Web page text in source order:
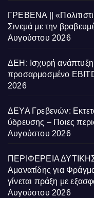
ΓΡΕΒΕΝΑ ||
Σινεμά με την
Αυγούστου 2026
ΔΕΗ: Ισχυρή ανάπτυξη
προσαρμοσμένο
2026
ΔΕΥΑ Γρεβενών:
ύδρευσης – Ποιες
Αυγούστου 2026
ΠΕΡΙΦΕΡΕΙΑ
Αμανατίδης για
γίνεται πράξη με
Αυγούστου 2026